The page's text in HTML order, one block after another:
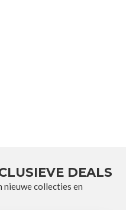
DEALS
nieuwe collecties en